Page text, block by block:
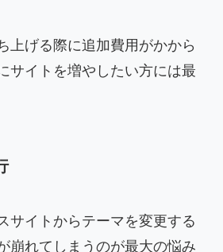
上げる際に追加費用がかから
サイトを増やしたい方には最
サイトからテーマを変更する
崩れてしまうのが最大の悩み